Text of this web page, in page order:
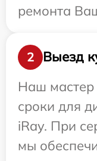
ремонта
2
Выезд
Наш мастер
сроки для
iRay. При
мы